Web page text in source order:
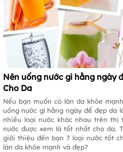
Nên uống nước gì hằng ngày
Cho Da
Nếu bạn muốn có làn da khỏe
uống nước gì hằng ngày để đẹp da
nhiều loại nước khác nhau trên thị
nước được xem là tốt nhất cho da.
giới thiệu đến bạn 7 loại nước tốt
làn da khỏe mạnh và đẹp?